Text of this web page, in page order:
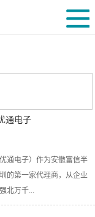
通电子
通电子）作为安徽富信半
的第一家代理商，从企业
北万千...